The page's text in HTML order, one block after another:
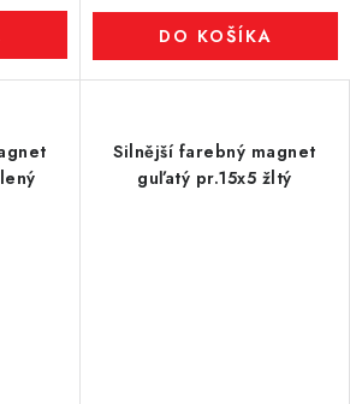
DO KOŠÍKA
Silnější farebný magnet
guľatý pr.15x5 žltý